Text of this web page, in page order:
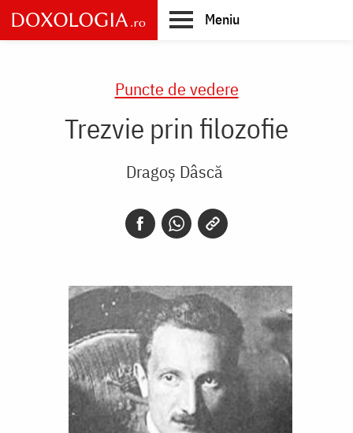
Skip
to
main
Meniu
Puncte de vedere
Trezvie prin filozofie
Dragoș Dâscă